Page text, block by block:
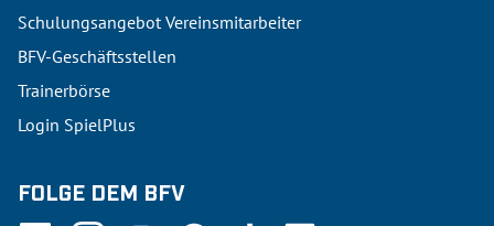
Schulungsangebot Vereinsmitarbeiter
BFV-Geschäftsstellen
Trainerbörse
Login SpielPlus
FOLGE DEM BFV